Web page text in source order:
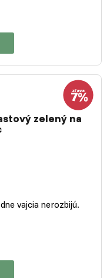
zelený na
vajcia nerozbijú.